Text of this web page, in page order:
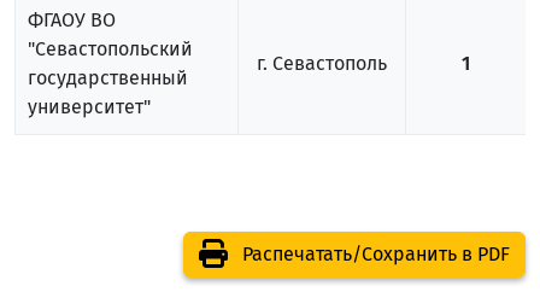
ФГАОУ ВО
"Севастопольский
государственный
университет"
г. Севастополь 1
Распечатать/Сохранить в PDF